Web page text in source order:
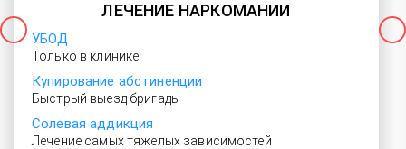
ЛЕЧЕНИЕ НАРКОМАНИИ
УБОД
Только в клинике
Купирование абстиненции
Быстрый выезд бригады
Солевая аддикция
Лечение самых тяжелых зависимостей